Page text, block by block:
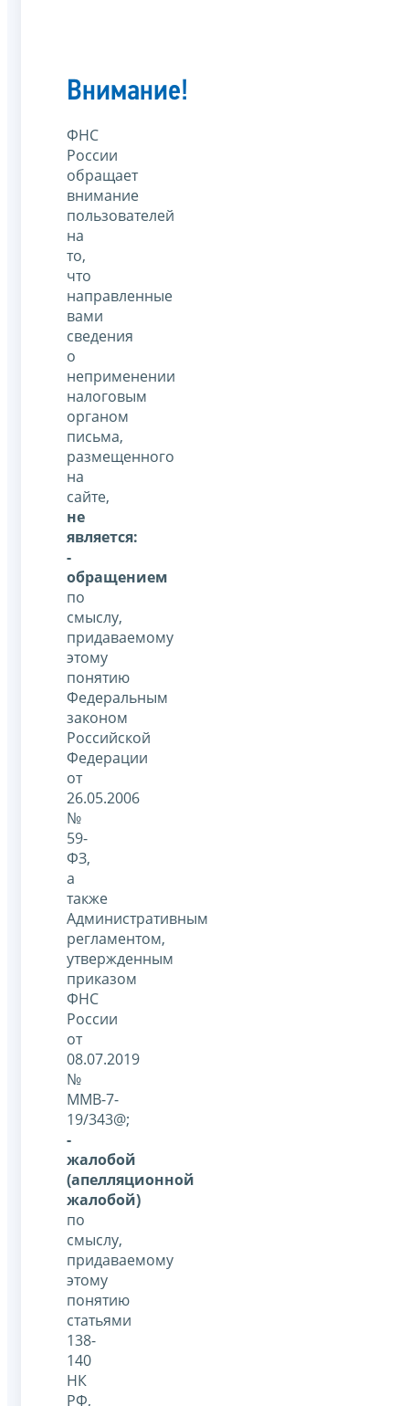
Внимание!
ФНС
России
обращает
внимание
пользователей
на
то,
что
направленные
вами
сведения
о
неприменении
налоговым
органом
письма,
размещенного
на
сайте,
не
является:
-
обращением
по
смыслу,
придаваемому
этому
понятию
Федеральным
законом
Российской
Федерации
от
26.05.2006
№
59-
ФЗ,
а
также
Административным
регламентом,
утвержденным
приказом
ФНС
России
от
08.07.2019
№
ММВ-7-
19/343@;
-
жалобой
(апелляционной
жалобой)
по
смыслу,
придаваемому
этому
понятию
статьями
138-
140
НК
РФ,